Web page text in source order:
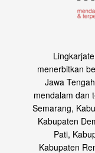
menerbitkan
Jawa
mendalam dan
Semarang,
Kabupaten
Pati,
Kabupaten